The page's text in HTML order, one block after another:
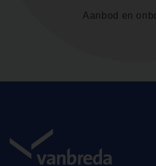
Aanbod en